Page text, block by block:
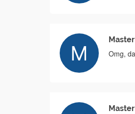
Master
Omg,
Master